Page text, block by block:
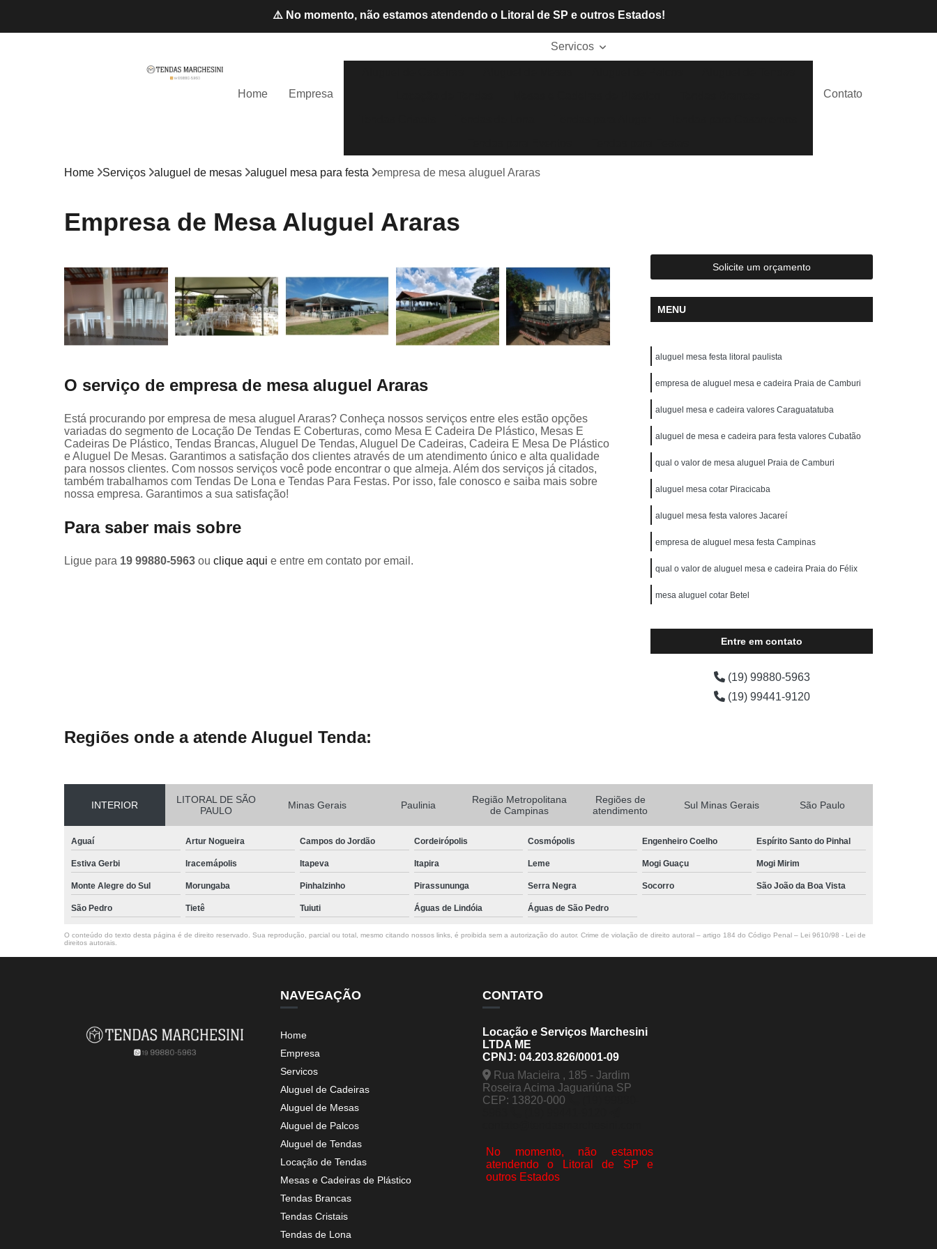
⚠️ No momento, não estamos atendendo o Litoral de SP e outros Estados!
Home Empresa
Servicos
Contato
Home Serviços aluguel de mesas aluguel mesa para festa empresa de mesa aluguel Araras
Empresa de Mesa Aluguel Araras
O serviço de empresa de mesa aluguel Araras
Está procurando por empresa de mesa aluguel Araras? Conheça nossos serviços entre eles estão opções
variadas do segmento de Locação De Tendas E Coberturas, como Mesa E Cadeira De Plástico, Mesas E
Cadeiras De Plástico, Tendas Brancas, Aluguel De Tendas, Aluguel De Cadeiras, Cadeira E Mesa De Plástico
e Aluguel De Mesas. Garantimos a satisfação dos clientes através de um atendimento único e alta qualidade
para nossos clientes. Com nossos serviços você pode encontrar o que almeja. Além dos serviços já citados,
também trabalhamos com Tendas De Lona e Tendas Para Festas. Por isso, fale conosco e saiba mais sobre
nossa empresa. Garantimos a sua satisfação!
Para saber mais sobre
Ligue para 19 99880-5963 ou clique aqui e entre em contato por email.
Solicite um orçamento
MENU
aluguel mesa festa litoral paulista
empresa de aluguel mesa e cadeira Praia de Camburi
aluguel mesa e cadeira valores Caraguatatuba
aluguel de mesa e cadeira para festa valores Cubatão
qual o valor de mesa aluguel Praia de Camburi
aluguel mesa cotar Piracicaba
aluguel mesa festa valores Jacareí
empresa de aluguel mesa festa Campinas
qual o valor de aluguel mesa e cadeira Praia do Félix
mesa aluguel cotar Betel
Entre em contato
(19) 99880-5963
(19) 99441-9120
Regiões onde a atende Aluguel Tenda:
INTERIOR
LITORAL DE SÃO
PAULO
Minas Gerais Paulinia
Região Metropolitana
de Campinas
Regiões de
atendimento
Sul Minas Gerais São Paulo
Aguaí Artur Nogueira Campos do Jordão Cordeirópolis Cosmópolis Engenheiro Coelho Espírito Santo do Pinhal
Estiva Gerbi Iracemápolis Itapeva Itapira Leme Mogi Guaçu Mogi Mirim
Monte Alegre do Sul Morungaba Pinhalzinho Pirassununga Serra Negra Socorro São João da Boa Vista
São Pedro Tietê Tuiuti Águas de Lindóia Águas de São Pedro
O conteúdo do texto desta página é de direito reservado. Sua reprodução, parcial ou total, mesmo citando nossos links, é proibida sem a autorização do autor. Crime de violação de direito autoral – artigo 184 do Código Penal – Lei 9610/98 - Lei de
direitos autorais
NAVEGAÇÃO
Home
Empresa
Servicos
Aluguel de Cadeiras
Aluguel de Mesas
Aluguel de Palcos
Aluguel de Tendas
Locação de Tendas
Mesas e Cadeiras de Plástico
Tendas Brancas
Tendas Cristais
Tendas de Lona
CONTATO
Locação e Serviços Marchesini
LTDA ME
CPNJ: 04.203.826/0001-09
Rua Macieira , 185 - Jardim
Roseira Acima Jaguariúna SP
CEP: 13820-000
No momento, não estamos
atendendo o Litoral de SP e
outros Estados